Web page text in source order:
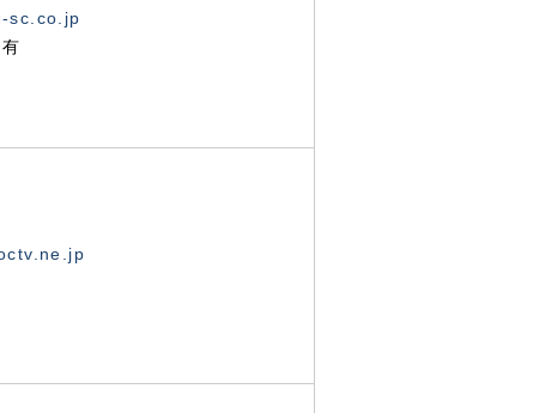
sc.co.jp